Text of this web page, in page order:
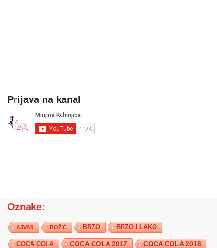
Prijava na kanal
Oznake:
AJVAR BOŽIĆ BRZO BRZO I LAKO
COCA COLA COCA COLA 2017 COCA COLA 2018